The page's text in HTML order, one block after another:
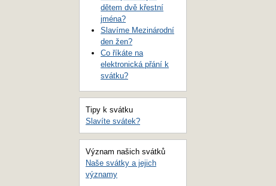
dětem dvě křestní
jména?
Slavíme Mezinárodní
den žen?
Co říkáte na
elektronická přání k
svátku?
Tipy k svátku
Slavíte svátek?
Význam našich svátků
Naše svátky a jejich
významy